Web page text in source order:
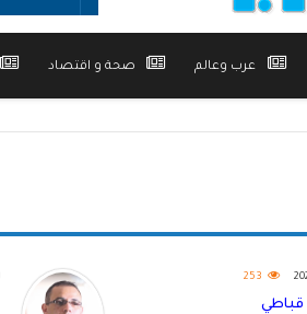
عرب وعالم صحة و اقتصاد
253
قباطي